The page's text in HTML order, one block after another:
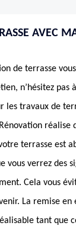
AVEC
de terrasse
n’hésitez pas
les travaux de
réalise
terrasse est
vous verrez des
Cela vous
La remise en
tant que